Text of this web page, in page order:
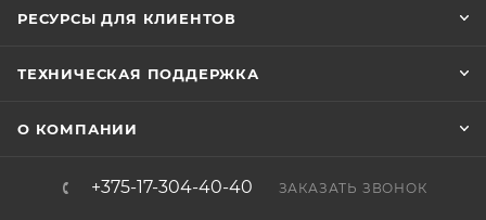
РЕСУРСЫ ДЛЯ КЛИЕНТОВ
ТЕХНИЧЕСКАЯ ПОДДЕРЖКА
О КОМПАНИИ
+375-17-304-40-40 ЗАКАЗАТЬ ЗВОНОК